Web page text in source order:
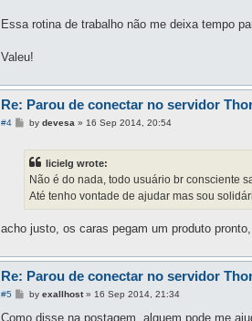
Essa rotina de trabalho não me deixa tempo
Valeu!
Re: Parou de conectar no servidor
#4
Pby devesa » 16 Sep 2014, 20:54
licielg wrote:
Não é do nada, todo usuário br consciente
Até tenho vontade de ajudar mas sou
acho justo, os caras pegam um produto
Re: Parou de conectar no servidor
#5
P
s
by exallhost» 16 Sep 2014, 21:34
Como disse na postagem, alguem pode me